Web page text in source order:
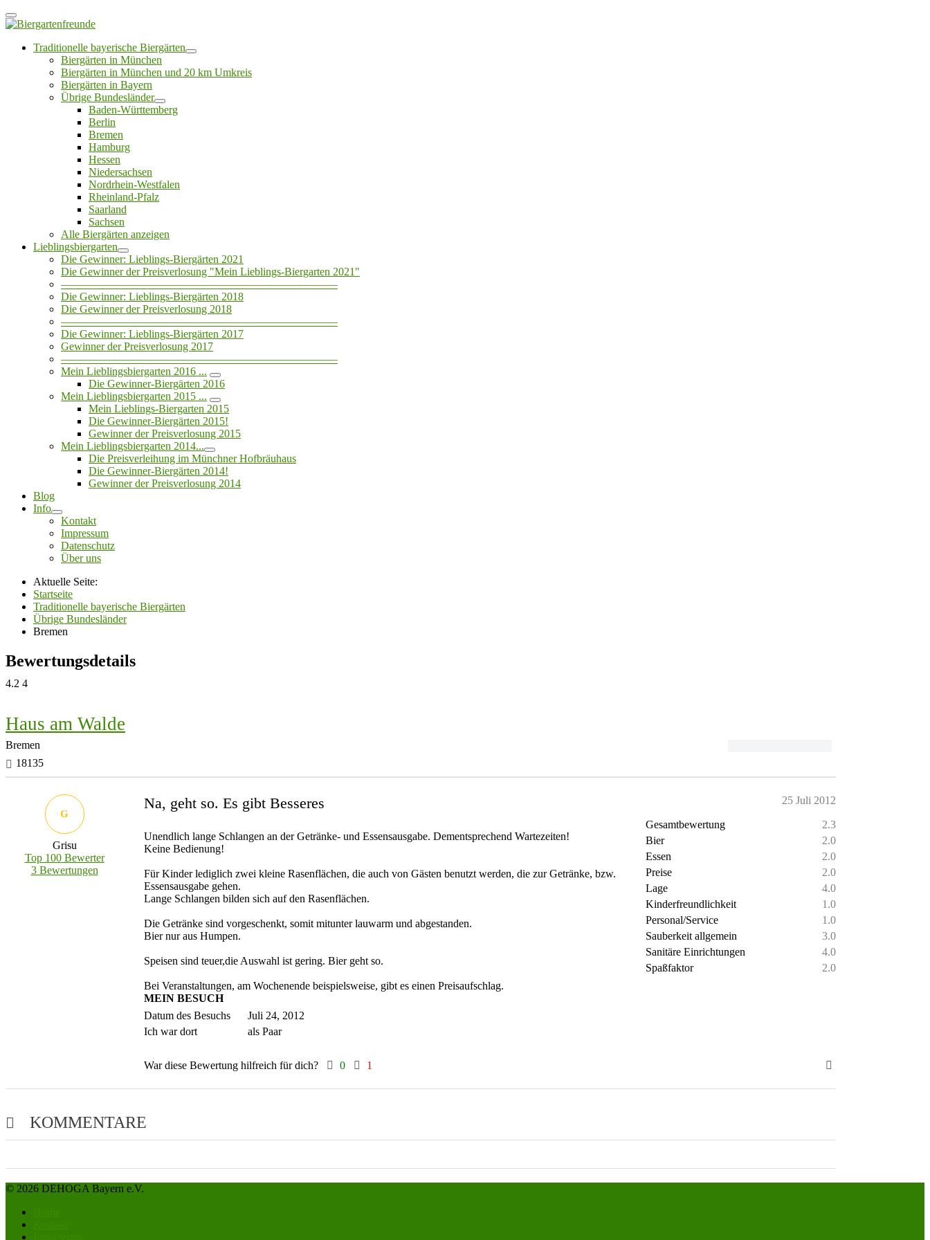
Traditionelle bayerische Biergärten
Biergärten in München
Biergärten in München und 20 km Umkreis
Biergärten in Bayern
Übrige Bundesländer
Baden-Württemberg
Berlin
Bremen
Hamburg
Hessen
Niedersachsen
Nordrhein-Westfalen
Rheinland-Pfalz
Saarland
Sachsen
Alle Biergärten anzeigen
Lieblingsbiergarten
Die Gewinner: Lieblings-Biergärten 2021
Die Gewinner der Preisverlosung "Mein Lieblings-Biergarten 2021"
—————————————————————————
Die Gewinner: Lieblings-Biergärten 2018
Die Gewinner der Preisverlosung 2018
—————————————————————————
Die Gewinner: Lieblings-Biergärten 2017
Gewinner der Preisverlosung 2017
—————————————————————————
Mein Lieblingsbiergarten 2016 ...
Die Gewinner-Biergärten 2016
Mein Lieblingsbiergarten 2015 ...
Mein Lieblings-Biergarten 2015
Die Gewinner-Biergärten 2015!
Gewinner der Preisverlosung 2015
Mein Lieblingsbiergarten 2014...
Die Preisverleihung im Münchner Hofbräuhaus
Die Gewinner-Biergärten 2014!
Gewinner der Preisverlosung 2014
Blog
Info
Kontakt
Impressum
Datenschutz
Über uns
Aktuelle Seite:
Startseite
Traditionelle bayerische Biergärten
Übrige Bundesländer
Bremen
Bewertungsdetails
4.2 4
Haus am Walde
Bremen
18135
Na, geht so. Es gibt Besseres 25 Juli 2012
Gesamtbewertung
2.3
Bier
2.0
Essen
2.0
Preise
2.0
Lage
4.0
Kinderfreundlichkeit
1.0
Personal/Service
1.0
Sauberkeit allgemein
3.0
Sanitäre Einrichtungen
4.0
Spaßfaktor
2.0
Unendlich lange Schlangen an der Getränke- und Essensausgabe. Dementsprechend Wartezeiten!
Keine Bedienung!
Für Kinder lediglich zwei kleine Rasenflächen, die auch von Gästen benutzt werden, die zur Getränke, bzw.
Essensausgabe gehen.
Lange Schlangen bilden sich auf den Rasenflächen.
Die Getränke sind vorgeschenkt, somit mitunter lauwarm und abgestanden.
Bier nur aus Humpen.
Speisen sind teuer,die Auswahl ist gering. Bier geht so.
Bei Veranstaltungen, am Wochenende beispielsweise, gibt es einen Preisaufschlag.
MEIN BESUCH
Datum des Besuchs
Juli 24, 2012
Ich war dort
als Paar
G
Grisu
Top 100 Bewerter
3 Bewertungen
War diese Bewertung hilfreich für dich? 0 1
KOMMENTARE
© 2026 DEHOGA Bayern e.V.